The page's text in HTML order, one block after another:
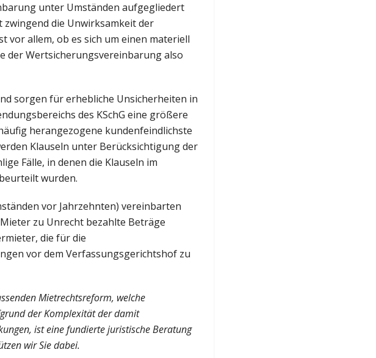
unter Umständen aufgegliedert
zwingend die Unwirksamkeit der
vor allem, ob es sich um einen materiell
der Wertsicherungsvereinbarung also
sorgen für erhebliche Unsicherheiten in
des KSchG eine größere
herangezogene kundenfeindlichste
Klauseln unter Berücksichtigung der
Fälle, in denen die Klauseln im
wurden.
vor Jahrzehnten) vereinbarten
zu Unrecht bezahlte Beträge
die für die
vor dem Verfassungsgerichtshof zu
Mietrechtsreform, welche
der Komplexität der damit
ist eine fundierte juristische Beratung
wir Sie dabei.